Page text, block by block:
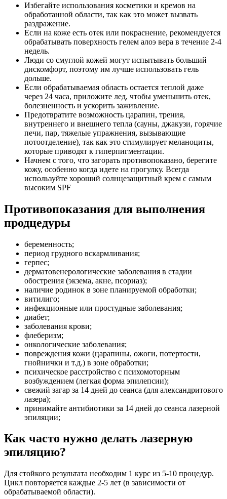
Избегайте использования косметики и кремов на
обработанной области, так как это может вызвать
раздражение.
Если на коже есть отек или покраснение, рекомендуется
обрабатывать поверхность гелем алоэ вера в течение 2-4
недель.
Люди со смуглой кожей могут испытывать больший
дискомфорт, поэтому им лучше использовать гель
дольше.
Если обрабатываемая область остается теплой даже
через 24 часа, приложите лед, чтобы уменьшить отек,
болезненность и ускорить заживление.
Предотвратите возможность царапин, трения,
внутреннего и внешнего тепла (сауны, джакузи, горячие
печи, пар, тяжелые упражнения, вызывающие
потоотделение), так как это стимулирует меланоциты,
которые приводят к гиперпигментации.
Начнем с того, что загорать противопоказано, берегите
кожу, особенно когда идете на прогулку. Всегда
используйте хороший солнцезащитный крем с самым
высоким SPF
Противопоказания для выполнения
продцедуры
беременность;
период грудного вскармливания;
герпес;
дерматовенерологические заболевания в стадии
обострения (экзема, акне, псориаз);
наличие родинок в зоне планируемой обработки;
витилиго;
инфекционные или простудные заболевания;
диабет;
заболевания крови;
флеберизм;
онкологические заболевания;
повреждения кожи (царапины, ожоги, потертости,
гнойнички и т.д.) в зоне обработки;
психическое расстройство с психомоторным
возбуждением (легкая форма эпилепсии);
свежий загар за 14 дней до сеанса (для александритового
лазера);
принимайте антибиотики за 14 дней до сеанса лазерной
эпиляции;
Как часто нужно делать лазерную
эпиляцию?
Для стойкого результата необходим 1 курс из 5-10 процедур.
Цикл повторяется каждые 2-5 лет (в зависимости от
обрабатываемой области).